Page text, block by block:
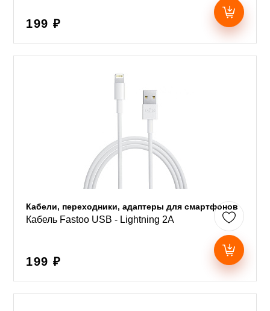
199 ₽
Кабели, переходники, адаптеры для смартфонов
Кабель Fastoo USB - Lightning 2A
199 ₽